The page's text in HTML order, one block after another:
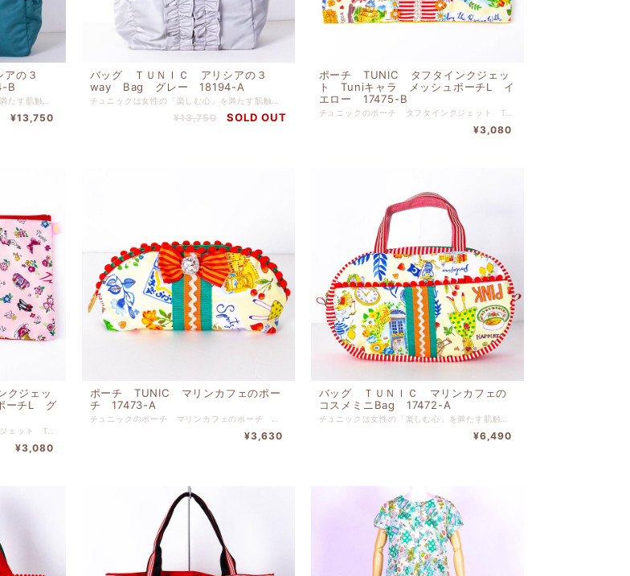
の３
B
¥13,750
バッグ ＴＵＮＩＣ アリシアの３
way Bag グレー 18194-A
¥13,750 SOLD OUT
ポーチ TUNIC タフタインクジェッ
ト Tuniキャラ メッシュポーチL イ
エロー 17475-B
¥3,080
ジェッ
ーチL グ
¥3,080
ポーチ TUNIC マリンカフェのポー
チ 17473-A
¥3,630
バッグ ＴＵＮＩＣ マリンカフェの
コスメミニBag 17472-A
¥6,490